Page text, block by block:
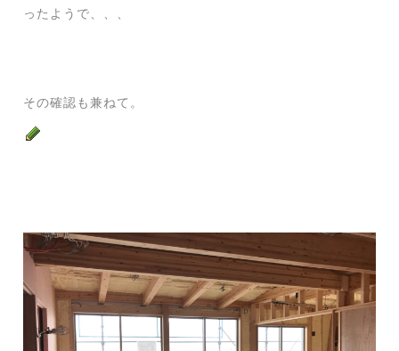
ったようで、、、
その確認も兼ねて。